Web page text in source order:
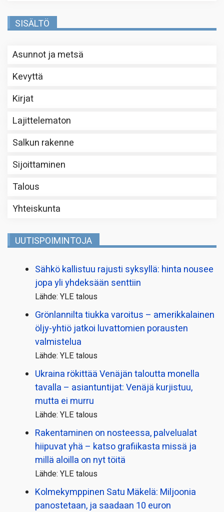
SISÄLTÖ
Asunnot ja metsä
Kevyttä
Kirjat
Lajittelematon
Salkun rakenne
Sijoittaminen
Talous
Yhteiskunta
UUTISPOIMINTOJA
Sähkö kallistuu rajusti syksyllä: hinta nousee
jopa yli yhdeksään senttiin
Lähde: YLE talous
Grönlannilta tiukka varoitus – amerikkalainen
öljy-yhtiö jatkoi luvattomien porausten
valmistelua
Lähde: YLE talous
Ukraina rökittää Venäjän taloutta monella
tavalla – asiantuntijat: Venäjä kurjistuu,
mutta ei murru
Lähde: YLE talous
Rakentaminen on nosteessa, palvelualat
hiipuvat yhä – katso grafiikasta missä ja
millä aloilla on nyt töitä
Lähde: YLE talous
Kolmekymppinen Satu Mäkelä: Miljoonia
panostetaan, ja saadaan 10 euron